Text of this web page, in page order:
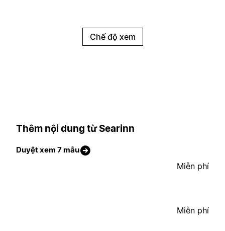
Chế độ xem
Thêm nội dung từ Searinn
Duyệt xem 7 mẫu
Miễn phí
Miễn phí